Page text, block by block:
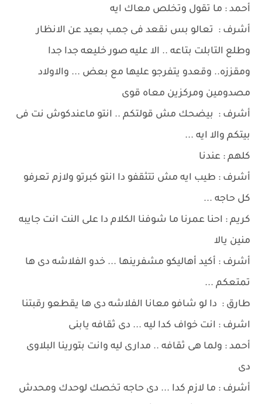
أحمد : ما تقول وتخلص معاك ايه
أشرف : تعالو بس نقعد فى جمب بعيد عن الانظار
وطلع التابلت بتاعه .. الا عليه صور خليعه جدا جدا
ومقززه.. وقعدو يتفرجو عليها مع بعض ... والاولاد
مصدومين ومركزين معاه قوى
أشرف : بيضحك مش قولتكم .. انتو ماعندكوش نت فى
بيتكم والا ايه ...
كلهم : عندنا
أشرف : طيب ايه مش تتثقفو دا انتو كبرتو ولازم تعرفو
كل حاجه ...
كريم : احنا عمرنا ما شوفنا الكلام دا على النت انت جايبه
منين يالا
أشرف : أكيد أهاليكو مشفرينها ... خدو الفلاشه دى ها
تمتعكم ...
طارق : دا لو شافو معانا الفلاشه دى ها يقطعو رقبتنا
اشرف : انت خواف كدا ليه ... دى ثقافه يابنى
أحمد : ولما هى ثقافه .. مدارى ليه وانت بتورينا البلاوى
دى
أشرف : ما لازم كدا ... دى حاجه تخصك لوحدك ومحدش